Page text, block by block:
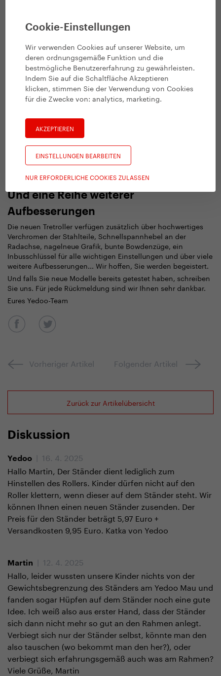
Cookie-Einstellungen
Wir verwenden Cookies auf unserer Website, um
deren ordnungsgemäße Funktion und die
bestmögliche Benutzererfahrung zu gewährleisten.
Indem Sie auf die Schaltfläche Akzeptieren
klicken, stimmen Sie der Verwendung von Cookies
für die Zwecke von:analytics, marketing.
AKZEPTIEREN
EINSTELLUNGEN BEARBEITEN
NUR ERFORDERLICHE COOKIES ZULASSEN
Und eine Reihe weiterer
Aufbesserungen
Die neuen Tretroller verfügen zusätzlich über hochwertiges
Verchromen der Stahlteile, Schnellspannhebel an der
Radachse, nagelneue Grafik, bunte Bowdenzüge, ein
Inbusschlüssel für alle wichtigen Einstellungen und über viele
weitere Aufbesserungen... Wir hoffen, Sie werden begeistert.
Und falls Sie neue Modelle bereits getestet haben, schreiben
Sie uns. Für jede Rückmeldung sind wir Ihnen sehr dankbar.
Eures Yedoo-Team
Vorheriger Artikel Folgender Artikel
Zurück zur Artikelübersicht
Diskussion
Yedoo
| 16. 4. 2025
Hallo Martin, Der Ständer dient lediglich zum
Hinstellen des Rollers. Kinder dürfen nicht auf den
Roller klettern, wenn dieser auf dem Ständer steht. Wir
können Ihnen einen neuen Ständer zusenden. Der
Preis für den Ständer beträgt 5,97 Euro +
Versandkosten 9,95 Euro. Katka von Yedoo
Martin
| 12. 4. 2025
Hallo, leider wussten unsere Kinder nichts von der
Gewichtsbegrenzung des Ständers am Yedoo Mau und
fanden sogar Hüpfen auf dem Ständer noch eine gute
Idee. Ich weiß also aus erster Hand, dass der Ständer
sich dann nicht mehr so gut an den Rahmen anlegt.
Verbiegt sich nur der Ständer selbst, könnte man den
also tauschen (wo bekommt man den her?), oder
verbiegt sich erfahrungsgemäß auch was am Rahmen?
Viele Grüße, Martin